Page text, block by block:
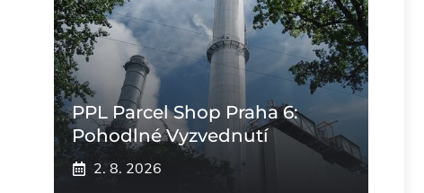
PPL Parcel Shop Praha 6:
Pohodlné Vyzvednutí
2. 8. 2026